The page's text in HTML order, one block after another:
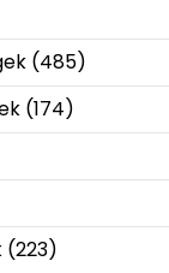
(485)
(174)
(223)